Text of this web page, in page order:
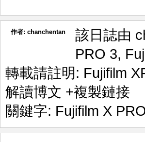
作者: chanchentan
該日誌由
PRO 3,
轉載請註明: Fujifilm
解讀博文 +複製鏈接
關鍵字: Fujifilm X